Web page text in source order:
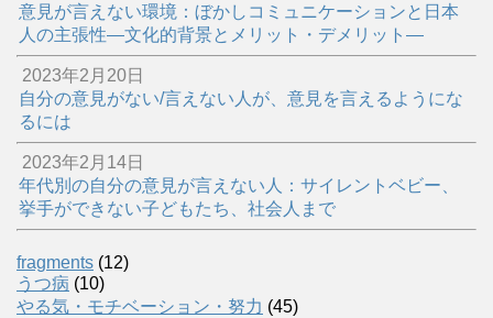
意見が言えない環境：ぼかしコミュニケーションと日本
人の主張性―文化的背景とメリット・デメリット―
2023年2月20日
自分の意見がない/言えない人が、意見を言えるようにな
るには
2023年2月14日
年代別の自分の意見が言えない人：サイレントベビー、
挙手ができない子どもたち、社会人まで
fragments (12)
うつ病 (10)
やる気・モチベーション・努力 (45)